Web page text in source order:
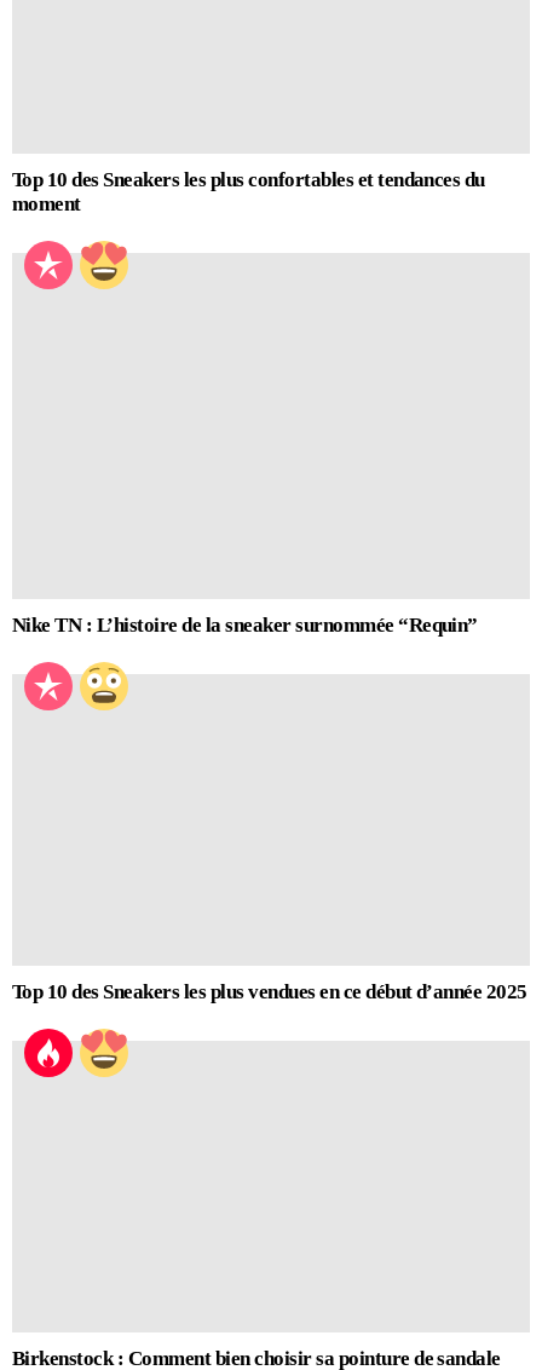
Top 10 des Sneakers les plus confortables et tendances du
moment
Nike TN : L’histoire de la sneaker surnommée “Requin”
Top 10 des Sneakers les plus vendues en ce début d’année 2025
Birkenstock : Comment bien choisir sa pointure de sandale